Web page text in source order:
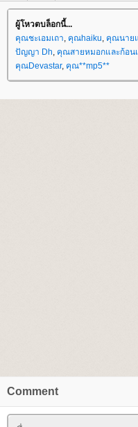
ผู้โหวตบล็อกนี้...
คุณชะเอมเถา, คุณhaiku, คุณนาย
ปัญญา Dh, คุณสายหมอกและก้อน
คุณDevastar, คุณ**mp5**
Comment